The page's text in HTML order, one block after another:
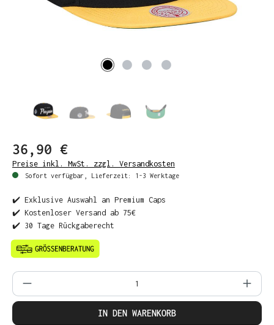
36,90 €
Preise inkl. MwSt. zzgl. Versandkosten
Sofort verfügbar, Lieferzeit: 1-3 Werktage
✔️ Exklusive Auswahl an Premium Caps
✔️ Kostenloser Versand ab 75€
✔️ 30 Tage Rückgaberecht
Produkt Anzahl: Gib den gewünschten
IN DEN WARENKORB